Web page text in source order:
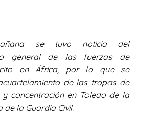
se tuvo noticia del
general de las fuerzas de
en África, por lo que se
de las tropas de
y concentración en Toledo de la
de la Guardia Civil.